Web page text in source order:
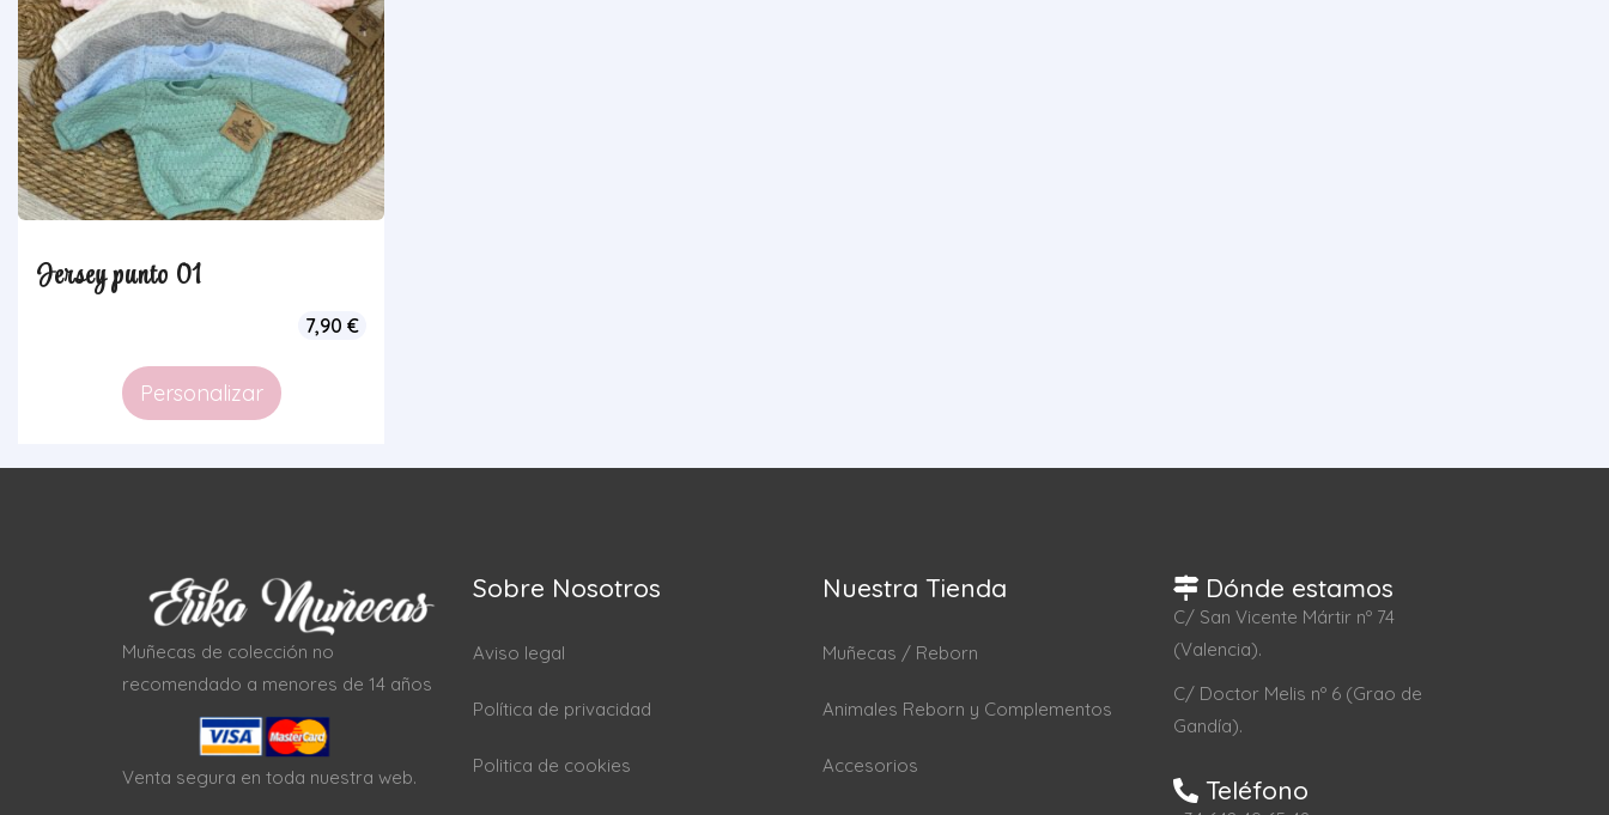
Jersey punto 01
7,90 €
Personalizar
Muñecas de colección no
recomendado a menores de 14 años
Venta segura en toda nuestra web.
Sobre Nosotros
Aviso legal
Política de privacidad
Politica de cookies
Nuestra Tienda
Muñecas / Reborn
Animales Reborn y Complementos
Accesorios
Dónde estamos
C/ San Vicente Mártir nº 74
(Valencia).
C/ Doctor Melis nº 6 (Grao de
Gandía).
Teléfono